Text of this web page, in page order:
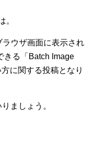
。
ウザ画面に表示され
きる「Batch Image
に関する投稿となり
ましょう。